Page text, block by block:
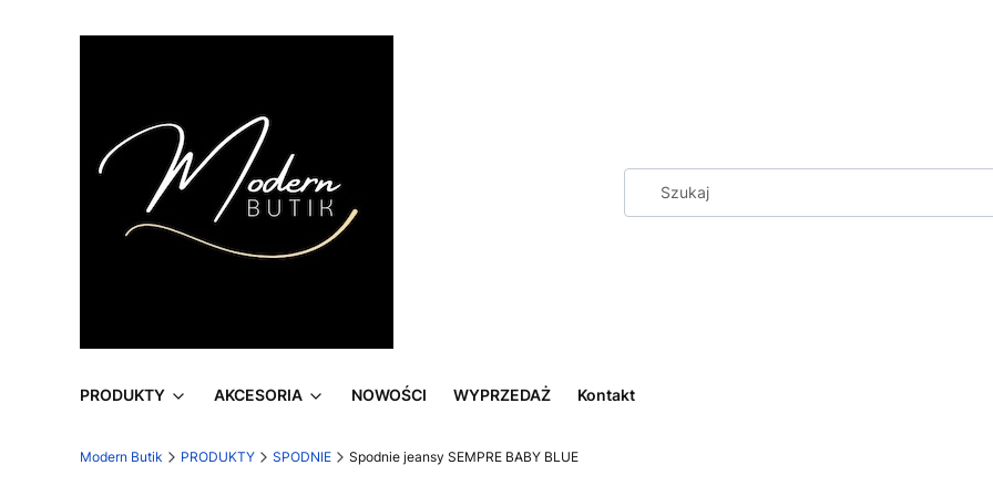
PRODUKTY AKCESORIA NOWOŚCI WYPRZEDAŻ Kontakt
Modern Butik PRODUKTY SPODNIE Spodnie jeansy SEMPRE BABY BLUE